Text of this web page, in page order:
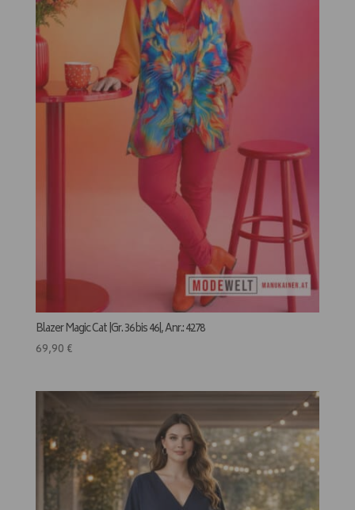
Blazer Magic Cat |Gr. 36 bis 46|, Anr.: 4278
69,90 €